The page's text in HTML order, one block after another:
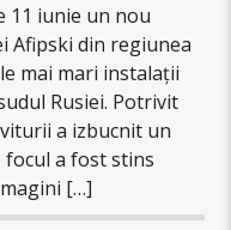
11 iunie un nou
Afipski din regiunea
mai mari instalații
Rusiei. Potrivit
a izbucnit un
a fost stins
[…]